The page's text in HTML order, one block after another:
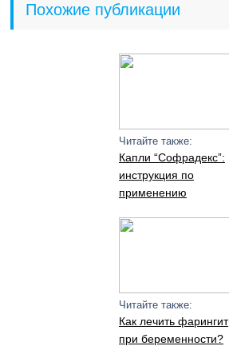
Похожие публикации
Читайте также:
Капли “Софрадекс”:
инструкция по
применению
Читайте также:
Как лечить фарингит
при беременности?